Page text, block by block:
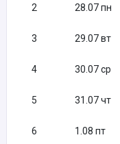
2 28.07 пн
3 29.07 вт
4 30.07 ср
5 31.07 чт
6 1.08 пт